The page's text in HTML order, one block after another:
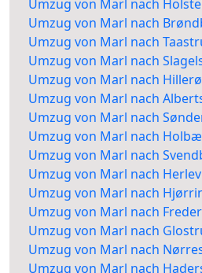
Umzug von Marl nach
Umzug von Marl nach
Umzug von Marl nach
Umzug von Marl nach
Umzug von Marl nach
Umzug von Marl nach
Umzug von Marl nach
Umzug von Marl nach
Umzug von Marl nach
Umzug von Marl nach Herlev
Umzug von Marl nach
Umzug von Marl nach
Umzug von Marl nach
Umzug von Marl nach
Umzug von Marl nach